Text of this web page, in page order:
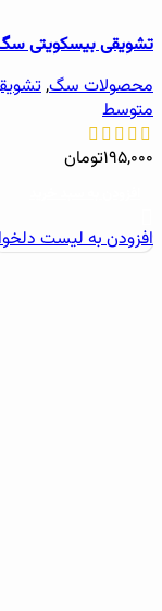
تشویقی بیسکویتی
محصولات سگ,
متوسط
۱۹۵,۰۰۰تومان
افزودن به لیست